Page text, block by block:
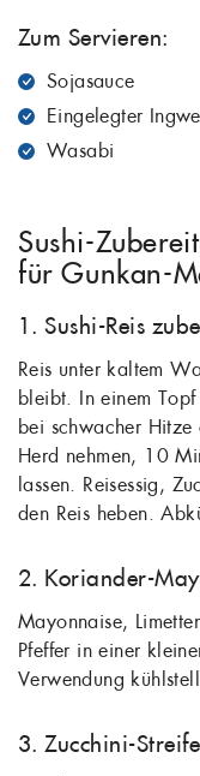
Zum Servieren:
Sojasauce
Eingelegter
Wasabi
Sushi-
für Gunkan-
1. Sushi-Reis
Reis unter kaltem
bleibt. In einem
bei schwacher
Herd nehmen, 10
lassen. Reisessig,
den Reis heben.
2. Koriander-
Mayonnaise,
Pfeffer in einer
Verwendung
3. Zucchini-